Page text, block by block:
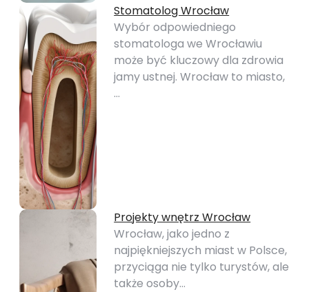
Stomatolog Wrocław
Wybór odpowiedniego
stomatologa we Wrocławiu
może być kluczowy dla zdrowia
jamy ustnej. Wrocław to miasto,
…
Projekty wnętrz Wrocław
Wrocław, jako jedno z
najpiękniejszych miast w Polsce,
przyciąga nie tylko turystów, ale
także osoby…